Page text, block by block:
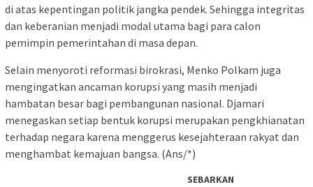
di atas kepentingan politik jangka pendek. Sehingga integritas
dan keberanian menjadi modal utama bagi para calon
pemimpin pemerintahan di masa depan.
Selain menyoroti reformasi birokrasi, Menko Polkam juga
mengingatkan ancaman korupsi yang masih menjadi
hambatan besar bagi pembangunan nasional. Djamari
menegaskan setiap bentuk korupsi merupakan pengkhianatan
terhadap negara karena menggerus kesejahteraan rakyat dan
menghambat kemajuan bangsa. (Ans/*)
SEBARKAN